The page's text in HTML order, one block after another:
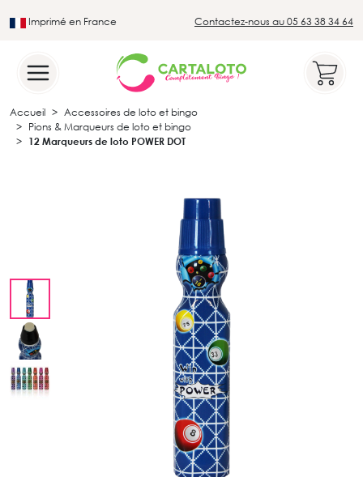
Imprimé en France Contactez-nous au 05 63 38 34 64
Accueil
Accessoires de loto et bingo
Pions & Marqueurs de loto et bingo
12 Marqueurs de loto POWER DOT